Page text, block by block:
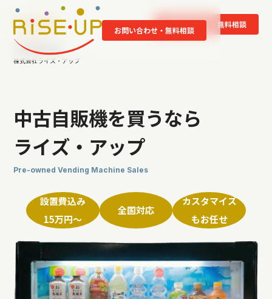
お問い合わせ・無料相談
中古自販機の販売
株式会社ライズ・アップ
お問い合わせ・無料相談
中古自販機を買うなら
ライズ ・ アップ
Pre-owned Vending Machine Sales
設置費込み
15万円〜
全国対応
カスタマイズ
もお任せ